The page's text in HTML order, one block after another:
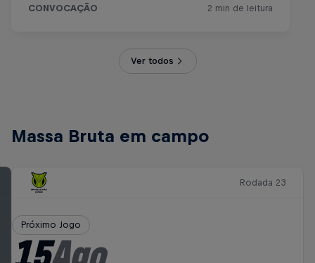
Ver todos
Massa Bruta em campo
Rodada 23
Próximo Jogo